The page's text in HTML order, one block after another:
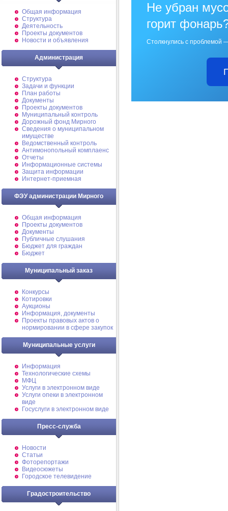
Общая информация
Структура
Деятельность
Проекты документов
Новости и объявления
Администрация
Структура
Задачи и функции
План работы
Документы
Проекты документов
Муниципальный контроль
Дорожный фонд Мирного
Cведения о муниципальном
имуществе
Ведомственный контроль
Антимонопольный комплаенс
Отчеты
Информационные системы
Защита информации
Интернет-приемная
ФЭУ администрации Мирного
Общая информация
Проекты документов
Документы
Публичные слушания
Бюджет для граждан
Бюджет
Муниципальный заказ
Конкурсы
Котировки
Аукционы
Информация, документы
Проекты правовых актов о
нормировании в сфере закупок
Муниципальные услуги
Информация
Технологические схемы
МФЦ
Услуги в электронном виде
Услуги опеки в электронном
виде
Госуслуги в электронном виде
Пресс-служба
Новости
Статьи
Фоторепортажи
Видеосюжеты
Городское телевидение
Градостроительство
Не убран
горит
Столкнулись с проблемой